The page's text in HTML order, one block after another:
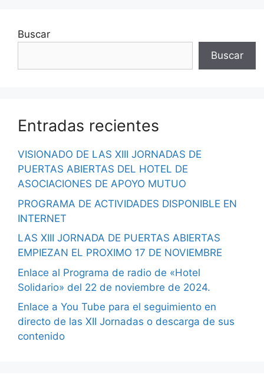
Buscar
Buscar
Entradas recientes
VISIONADO DE LAS XIII JORNADAS DE
PUERTAS ABIERTAS DEL HOTEL DE
ASOCIACIONES DE APOYO MUTUO
PROGRAMA DE ACTIVIDADES DISPONIBLE EN
INTERNET
LAS XIII JORNADA DE PUERTAS ABIERTAS
EMPIEZAN EL PROXIMO 17 DE NOVIEMBRE
Enlace al Programa de radio de «Hotel
Solidario» del 22 de noviembre de 2024.
Enlace a You Tube para el seguimiento en
directo de las XII Jornadas o descarga de sus
contenido